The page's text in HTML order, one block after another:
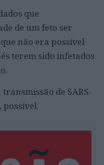
que
de um feto ser
não era possível
terem sido infetados
de SARS-
possível.